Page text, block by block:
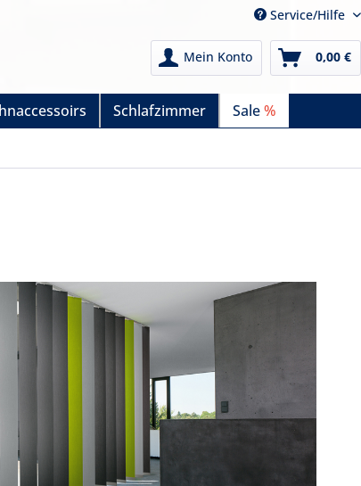
Service/Hilfe
Mein Konto 0,00 €
Schlafzimmer Sale%